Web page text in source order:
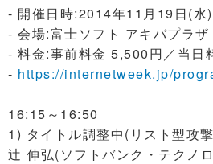
- 開催日時:2014年11月19日(
- 会場:富士ソフト アキバプラザ
- 料金:事前料金 5,500円／当日
- https://internetweek.jp/
16:15～16:50
1) タイトル調整中(リスト型攻
辻 伸弘(ソフトバンク・テクノ